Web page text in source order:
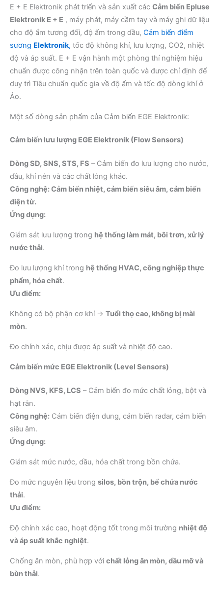
E + E Elektronik phát triển và sản xuất các Cảm biến Epluse
Elektronik E + E , máy phát, máy cầm tay và máy ghi dữ liệu
cho độ ẩm tương đối, độ ẩm trong dầu, Cảm biến điểm
sương Elektronik, tốc độ không khí, lưu lượng, CO2, nhiệt
độ và áp suất. E + E vận hành một phòng thí nghiệm hiệu
chuẩn được công nhận trên toàn quốc và được chỉ định để
duy trì Tiêu chuẩn quốc gia về độ ẩm và tốc độ dòng khí ở
Áo.
Một số dòng sản phẩm của Cảm biến EGE Elektronik:
Cảm biến lưu lượng EGE Elektronik (Flow Sensors)
Dòng SD, SNS, STS, FS – Cảm biến đo lưu lượng cho nước,
dầu, khí nén và các chất lỏng khác.
Công nghệ: Cảm biến nhiệt, cảm biến siêu âm, cảm biến
điện từ.
Ứng dụng:
Giám sát lưu lượng trong hệ thống làm mát, bôi trơn, xử lý
nước thải.
Đo lưu lượng khí trong hệ thống HVAC, công nghiệp thực
phẩm, hóa chất.
Ưu điểm:
Không có bộ phận cơ khí → Tuổi thọ cao, không bị mài
mòn.
Đo chính xác, chịu được áp suất và nhiệt độ cao.
Cảm biến mức EGE Elektronik (Level Sensors)
Dòng NVS, KFS, LCS – Cảm biến đo mức chất lỏng, bột và
hạt rắn.
Công nghệ: Cảm biến điện dung, cảm biến radar, cảm biến
siêu âm.
Ứng dụng:
Giám sát mức nước, dầu, hóa chất trong bồn chứa.
Đo mức nguyên liệu trong silos, bồn trộn, bể chứa nước
thải.
Ưu điểm:
Độ chính xác cao, hoạt động tốt trong môi trường nhiệt độ
và áp suất khắc nghiệt.
Chống ăn mòn, phù hợp với chất lỏng ăn mòn, dầu mỡ và
bùn thải.